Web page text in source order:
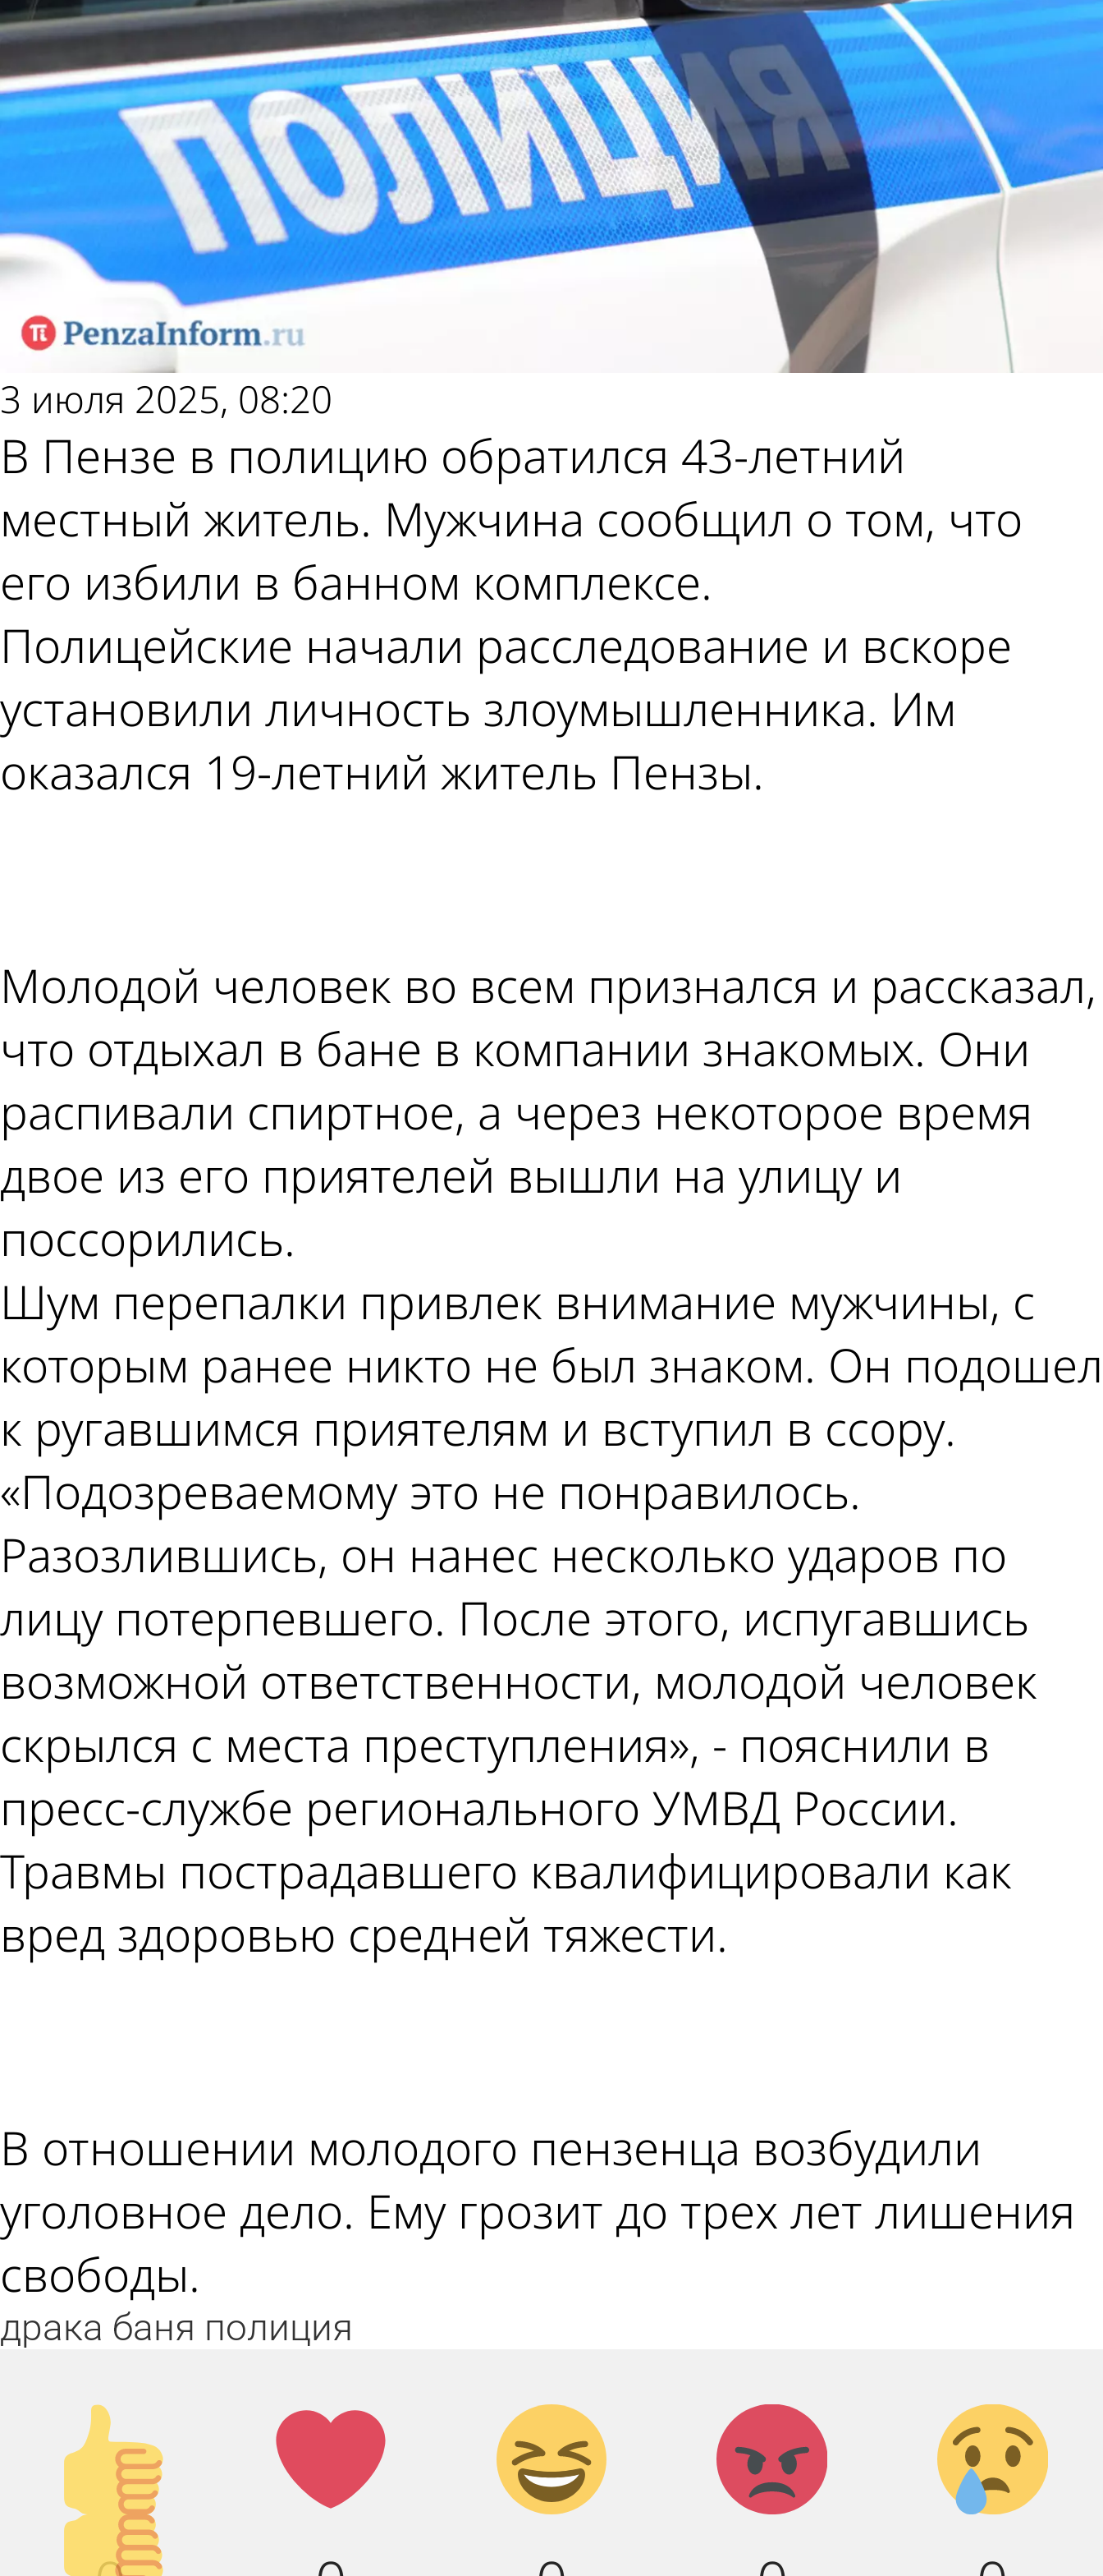
3 июля 2025, 08:20
В Пензе в полицию обратился 43-летний
местный житель. Мужчина сообщил о том, что
его избили в банном комплексе.
Полицейские начали расследование и вскоре
установили личность злоумышленника. Им
оказался 19-летний житель Пензы.
Молодой человек во всем признался и рассказал,
что отдыхал в бане в компании знакомых. Они
распивали спиртное, а через некоторое время
двое из его приятелей вышли на улицу и
поссорились.
Шум перепалки привлек внимание мужчины, с
которым ранее никто не был знаком. Он подошел
к ругавшимся приятелям и вступил в ссору.
«Подозреваемому это не понравилось.
Разозлившись, он нанес несколько ударов по
лицу потерпевшего. После этого, испугавшись
возможной ответственности, молодой человек
скрылся с места преступления», - пояснили в
пресс-службе регионального УМВД России.
Травмы пострадавшего квалифицировали как
вред здоровью средней тяжести.
В отношении молодого пензенца возбудили
уголовное дело. Ему грозит до трех лет лишения
свободы.
драка баня полиция
Палец
вверх!
Лайк!
Дикий
смех!
Агрессия!
Грусть
:(
Палец